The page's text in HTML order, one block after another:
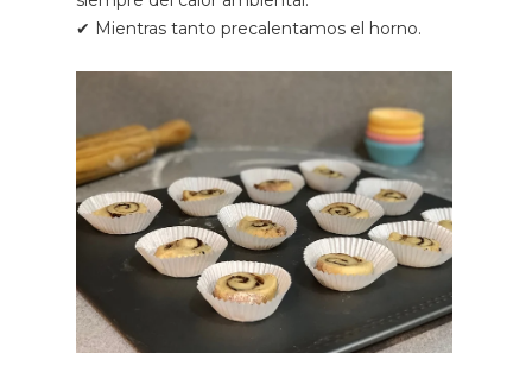
✔ Mientras tanto precalentamos el horno.